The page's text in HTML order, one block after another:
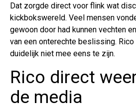
Dat zorgde direct voor flink wat
kickbokswereld. Veel mensen
gewoon door had kunnen vechten
van een onterechte beslissing.
duidelijk niet mee eens te zijn.
Rico direct
de media